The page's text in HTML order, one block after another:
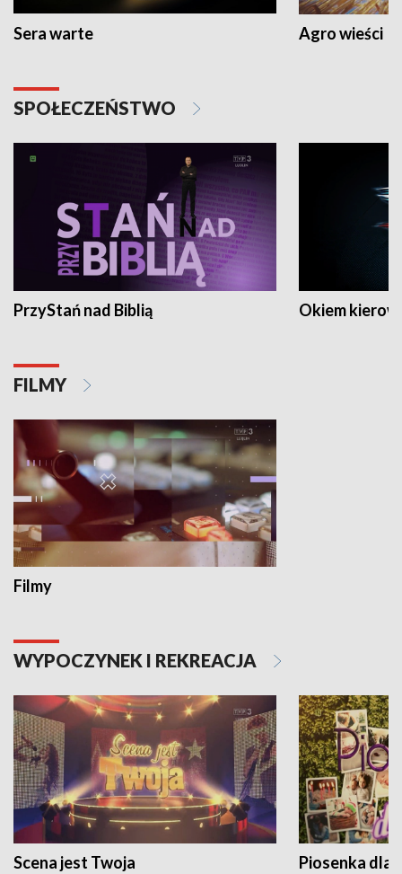
Sera warte Agro wieści
SPOŁECZEŃSTWO
PrzyStań nad Biblią Okiem
FILMY
Filmy
WYPOCZYNEK I REKREACJA
Scena jest Twoja Piosenka dla